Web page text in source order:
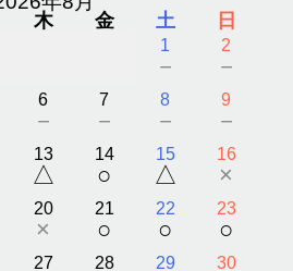
木 金 土 日
1
－
2
－
6
－
7
－
8
－
9
－
13
△
14
○
15
△
16
×
20
×
21
○
22
○
23
○
27 28 29 30